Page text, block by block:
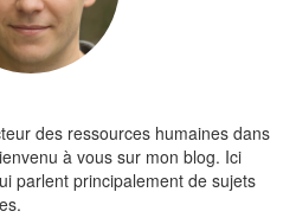
des ressources humaines dans
à vous sur mon blog. Ici
parlent principalement de sujets